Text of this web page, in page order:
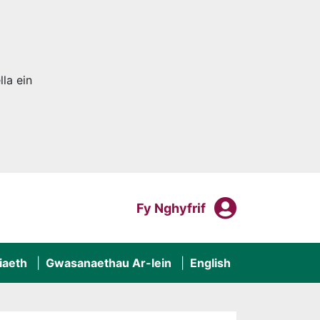
ein
Mewngofnodi I
Fy Nghyfrif Fy
Gwasanaethau Ar-lein English